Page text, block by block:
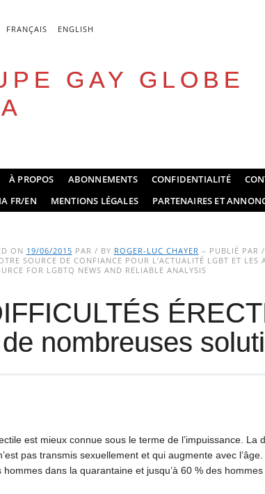
FRANÇAIS ENGLISH
GAY GLOBE
À PROPOS ABONNEMENTS CONFIDENTIALITÉ
FR/EN
MENTIONS LÉGALES PARTENAIRES ET
ON 19/06/2015 PAR / BY ROGER-LUC CHAYER – PUBLIÉ PAR
SOURCE DE CONFIANCE POUR L’ACTUALITÉ LGBT ET LES
FOR LGBTQ NEWS AND RELIABLE ANALYSIS
nombreuses
est mieux connue sous le terme de l’impuissance. La
pas transmis sexuellement et qui augmente avec
hommes dans la quarantaine et jusqu’à 60 % des